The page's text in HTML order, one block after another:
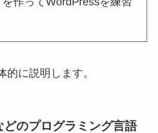
的に説明します。
のプログラミング言語